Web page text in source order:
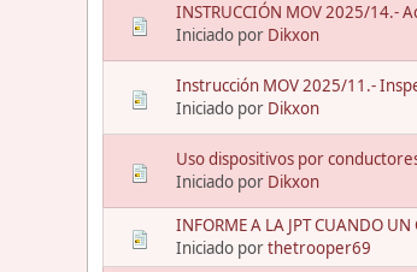
INSTRUCCIÓN MOV 2025/14.-
Iniciado por Dikxon
Instrucción MOV 2025/11.-
Iniciado por Dikxon
Uso dispositivos por
Iniciado por Dikxon
INFORME A LA JPT CUANDO
Iniciado porthetrooper69